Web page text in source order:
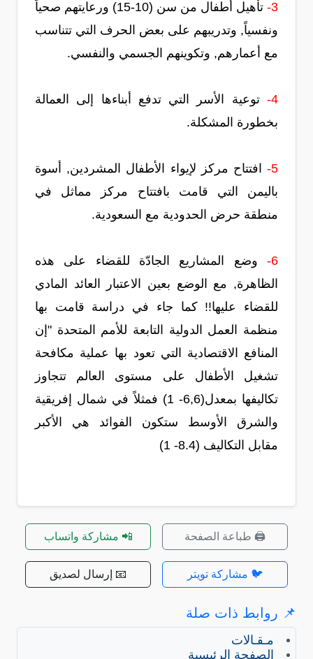
3-
تأهيل أطفال من سن (10-15) ورعايتهم صحياً
ونفسياً, وتدريبهم على بعض الحرف التي تتناسب
مع أعمارهم, وتكوينهم الجسمي والنفسي.
4-
توعية الأسر التي تدفع أبناءها إلى العمالة
بخطورة المشكلة.
5-
افتتاح مركز لإيواء الأطفال المشردين, أسوة
باليمن التي قامت بافتتاح مركز مماثل في
منطقة حرض الحدودية مع السعودية.
6-
وضع المشاريع الجادّة للقضاء على هذه
الظاهرة, مع الوضع بعين الاعتبار العائد المادي
للقضاء عليها!! كما جاء في دراسة قامت بها
منظمة العمل الدولية التابعة للأمم المتحدة "إن
المنافع الاقتصادية التي تعود بها عملية مكافحة
تشغيل الأطفال على مستوى العالم تتجاوز
تكاليفها بمعدل(6,6- 1) فمثلاً في شمال إفريقية
والشرق الأوسط ستكون الفوائد هي الأكبر
مقابل التكاليف (8.4- 1)
🖨️ طباعة الصفحة 📲 مشاركة واتساب
🐦 مشاركة تويتر 📧 إرسال لصديق
📌 روابط ذات صلة
مـقـالات
الصفحة الرئيسية